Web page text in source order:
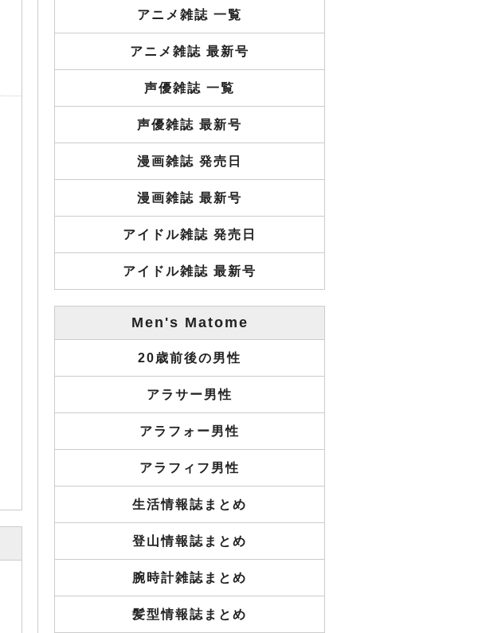
アニメ雑誌 一覧
アニメ雑誌 最新号
声優雑誌 一覧
声優雑誌 最新号
漫画雑誌 発売日
漫画雑誌 最新号
アイドル雑誌 発売日
アイドル雑誌 最新号
Men's Matome
20歳前後の男性
アラサー男性
アラフォー男性
アラフィフ男性
生活情報誌まとめ
登山情報誌まとめ
腕時計雑誌まとめ
髪型情報誌まとめ